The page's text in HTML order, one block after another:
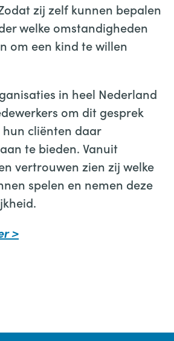
zij zelf kunnen bepalen
welke omstandigheden
om een kind te willen
in heel Nederland
om dit gesprek
cliënten daar
te bieden. Vanuit
vertrouwen zien zij welke
spelen en nemen deze
>